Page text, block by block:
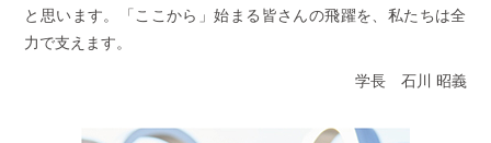
と思います。「ここから」始まる皆さんの飛躍を、私たちは全
力で支えます。
学長 石川 昭義